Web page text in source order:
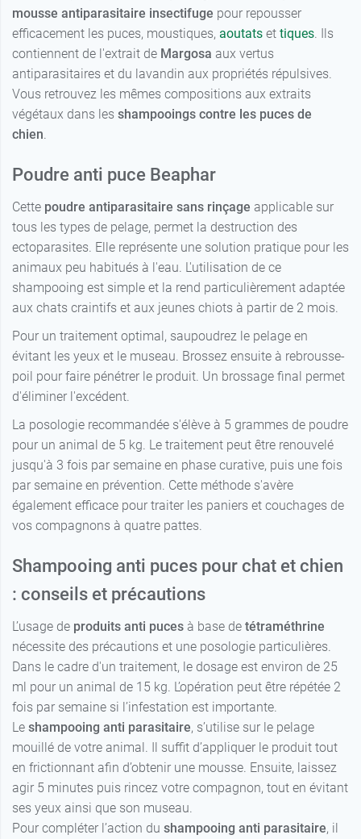
mousse antiparasitaire insectifuge pour repousser
efficacement les puces, moustiques, aoutats et tiques . Ils
contiennent de l'extrait de Margosa aux vertus
antiparasitaires et du lavandin aux propriétés répulsives.
Vous retrouvez les mêmes compositions aux extraits
végétaux dans les shampooings contre les puces de
chien
Poudre anti puce Beaphar
Cette poudre antiparasitaire sans rinçage applicable sur
tous les types de pelage, permet la destruction des
ectoparasites. Elle représente une solution pratique pour les
animaux peu habitués à l'eau. L'utilisation de ce
shampooing est simple et la rend particulièrement adaptée
aux chats craintifs et aux jeunes chiots à partir de 2 mois.
Pour un traitement optimal, saupoudrez le pelage en
évitant les yeux et le museau. Brossez ensuite à rebrousse-
poil pour faire pénétrer le produit. Un brossage final permet
d'éliminer l'excédent.
La posologie recommandée s'élève à 5 grammes de poudre
pour un animal de 5 kg. Le traitement peut être renouvelé
jusqu'à 3 fois par semaine en phase curative, puis une fois
par semaine en prévention. Cette méthode s'avère
également efficace pour traiter les paniers et couchages de
vos compagnons à quatre pattes.
Shampooing anti puces pour chat et chien
: conseils et précautions
L’usage de produits anti puces à base de tétraméthrine
nécessite des précautions et une posologie particulières.
Dans le cadre d'un traitement, le dosage est environ de 25
ml pour un animal de 15 kg. L’opération peut être répétée 2
fois par semaine si l’infestation est importante.
Le shampooing anti parasitaire, s’utilise sur le pelage
mouillé de votre animal. Il suffit d’appliquer le produit tout
en frictionnant afin d’obtenir une mousse. Ensuite, laissez
agir 5 minutes puis rincez votre compagnon, tout en évitant
ses yeux ainsi que son museau.
Pour compléter l’action du shampooing anti parasitaire, il